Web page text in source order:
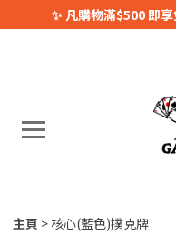
✨ 凡購物滿$500 即享
主頁 核心(藍色)撲克牌